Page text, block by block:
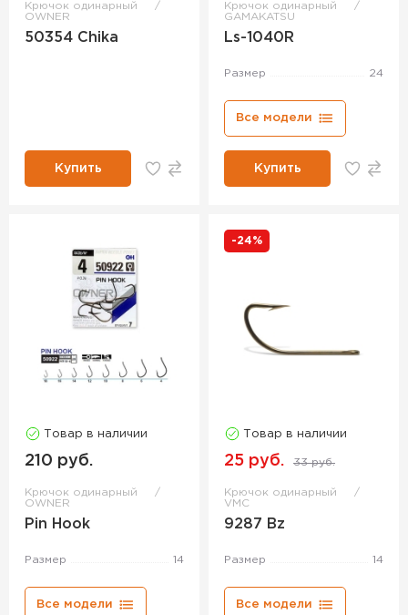
Крючок одинарный
OWNER
50354 Chika
Купить
Крючок одинарный
GAMAKATSU
Ls-1040R
Размер 24
Все модели
Купить
Товар в наличии
210 руб.
Крючок одинарный
OWNER
Pin Hook
Размер 14
Все модели
-24%
Товар в наличии
25 руб. 33 руб.
Крючок одинарный
VMC
9287 Bz
Размер 14
Все модели